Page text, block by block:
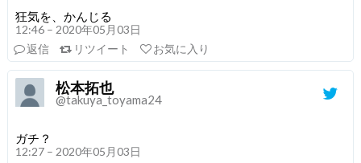
狂気を、かんじる
12:46 – 2020年05月03日
返信
リツイート お気に入り
松本拓也
@takuya_toyama24
ガチ？
12:27 – 2020年05月03日